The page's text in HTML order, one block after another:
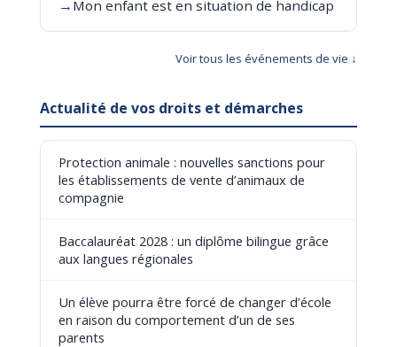
→ Mon enfant est en situation de handicap
Voir tous les événements de vie ↓
Actualité de vos droits et démarches
Protection animale : nouvelles sanctions pour
les établissements de vente d’animaux de
compagnie
Baccalauréat 2028 : un diplôme bilingue grâce
aux langues régionales
Un élève pourra être forcé de changer d’école
en raison du comportement d’un de ses
parents